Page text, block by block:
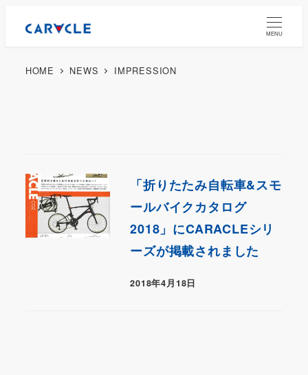
MENU
HOME NEWS IMPRESSION
「折りたたみ自転車&スモ
ールバイクカタログ
2018」にCARACLEシリ
ーズが掲載されました
2018年4月18日